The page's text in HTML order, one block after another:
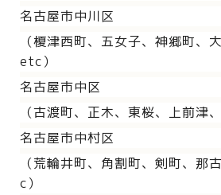
名古屋市中川区
（榎津西町、五女子、神郷町、
etc）
名古屋市中区
（古渡町、正木、東桜、上前津
名古屋市中村区
（荒輪井町、角割町、剣町、
c）